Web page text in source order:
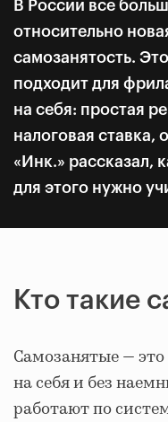
В России все
относительно
самозанятость.
подходит для
на себя: простая
налоговая ставка,
«Инк.» рассказал,
для этого нужно
Кто такие
Самозанятые —
на себя и без
работают по